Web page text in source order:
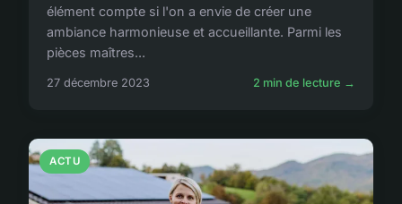
élément compte si l'on a envie de créer une
ambiance harmonieuse et accueillante. Parmi les
pièces maîtres...
27 décembre 2023 2 min de lecture →
ACTU